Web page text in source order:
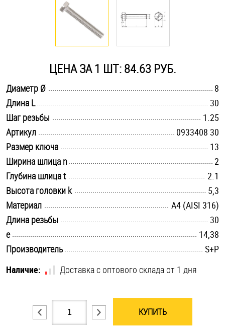
Саморезы и шурупы
Стопорные кольца
Такелаж
Хомуты
Шайбы
Шпильки
Шплинты
Штифты и пальцы
ЦЕНА ЗА 1 ШТ: 84.63 РУБ.
Диаметр Ø
8
Длина L
30
Шаг резьбы
1.25
Артикул
0933408 30
Размер ключа
13
Ширина шлица n
2
Глубина шлица t
2.1
Высота головки k
5,3
Материал
A4 (AISI 316)
Длина резьбы
30
e
14,38
Производитель
S+P
Наличие:
Доставка с оптового склада от 1 дня
КУПИТЬ